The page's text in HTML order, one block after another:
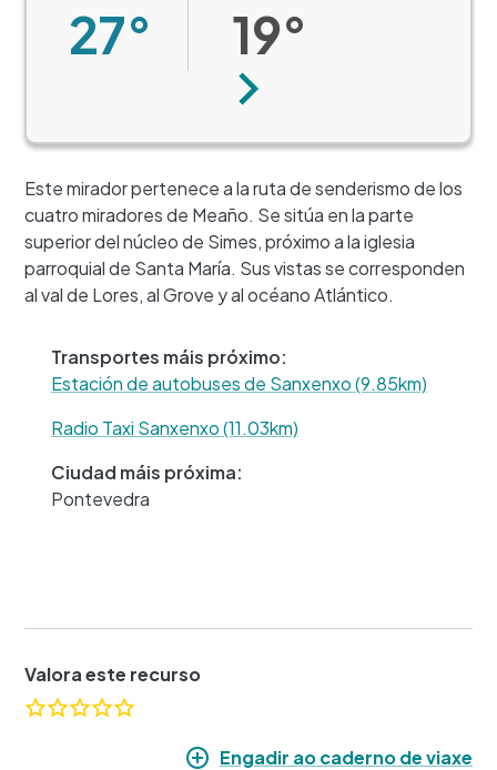
27° 19°
Seguinte
Este mirador pertenece a la ruta de senderismo de los
cuatro miradores de Meaño. Se sitúa en la parte
superior del núcleo de Simes, próximo a la iglesia
parroquial de Santa María. Sus vistas se corresponden
al val de Lores, al Grove y al océano Atlántico.
Transportes máis próximo:
Estación de autobuses de Sanxenxo (9.85km)
Radio Taxi Sanxenxo (11.03km)
Ciudad máis próxima:
Pontevedra
Valora este recurso
Engadir ao caderno de viaxe